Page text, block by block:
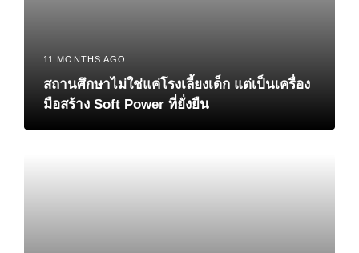
11 MONTHS AGO
สถานศึกษาไม่ใช่แค่โรงเลี้ยงเด็ก แต่เป็นเครื่อง
มือสร้าง Soft Power ที่ยั่งยืน